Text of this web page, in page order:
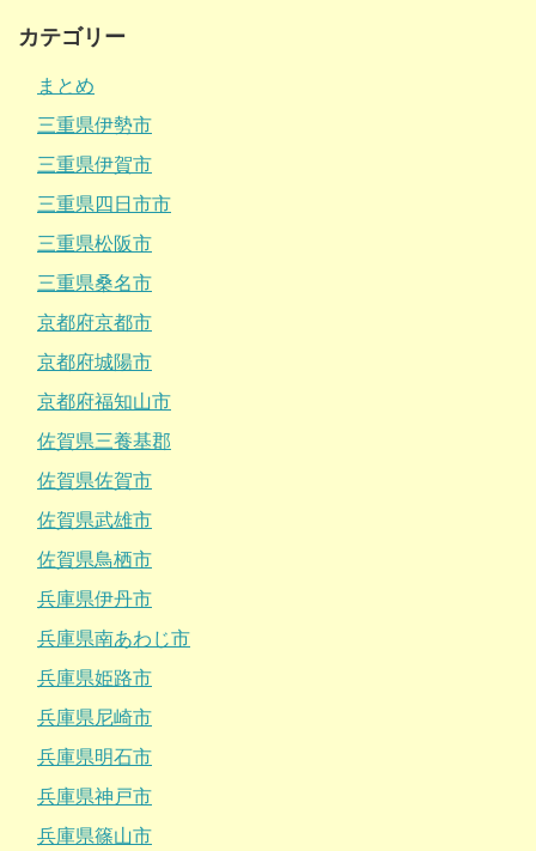
カテゴリー
まとめ
三重県伊勢市
三重県伊賀市
三重県四日市市
三重県松阪市
三重県桑名市
京都府京都市
京都府城陽市
京都府福知山市
佐賀県三養基郡
佐賀県佐賀市
佐賀県武雄市
佐賀県鳥栖市
兵庫県伊丹市
兵庫県南あわじ市
兵庫県姫路市
兵庫県尼崎市
兵庫県明石市
兵庫県神戸市
兵庫県篠山市